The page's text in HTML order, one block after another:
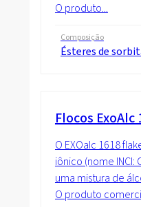
O produto...
Composição
Ésteres de
Flocos
O EXOalc 1618
iônico (nome
uma mistura de
O produto